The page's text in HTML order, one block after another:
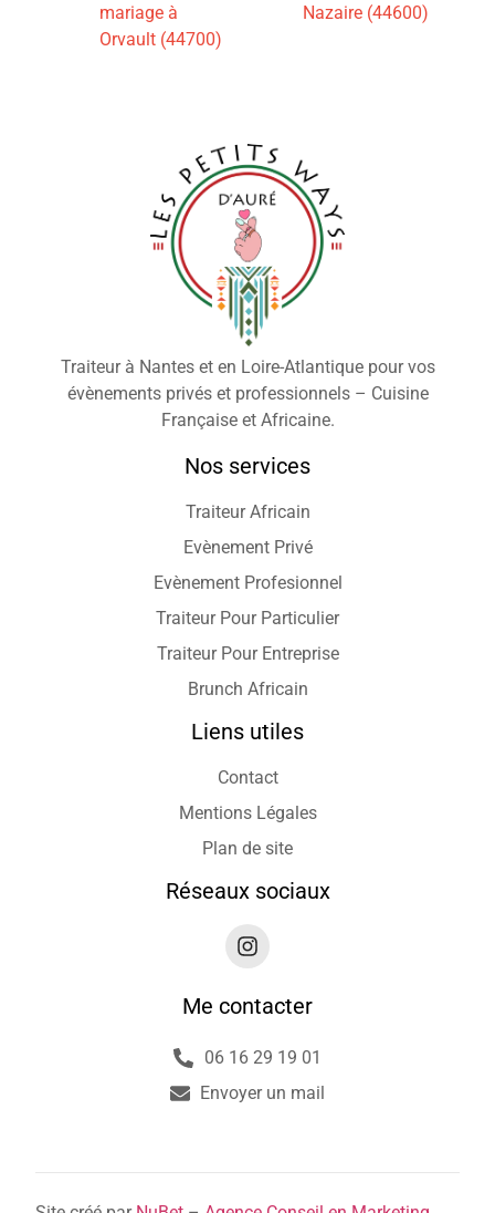
mariage à
Orvault (44700)
Nazaire (44600)
Traiteur à Nantes et en Loire-Atlantique pour vos
évènements privés et professionnels – Cuisine
Française et Africaine.
Nos services
Traiteur Africain
Evènement Privé
Evènement Profesionnel
Traiteur Pour Particulier
Traiteur Pour Entreprise
Brunch Africain
Liens utiles
Contact
Mentions Légales
Plan de site
Réseaux sociaux
Me contacter
06 16 29 19 01
Envoyer un mail